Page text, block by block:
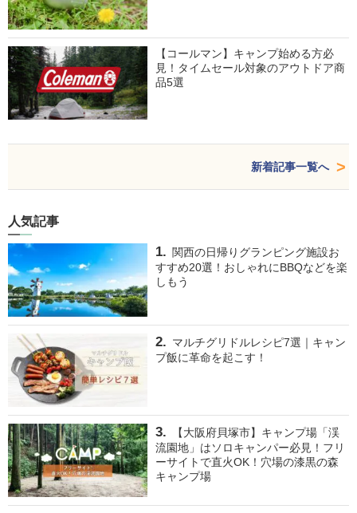
【コールマン】キャンプ始める方必
見！タイムセール対象のアウトドア商
品5選
新着記事一覧へ
人気記事
関西の日帰りグランピング施設お
すすめ20選！おしゃれにBBQなどを楽
しもう
マルチグリドルレシピ7選｜キャン
プ飯に革命を起こす！
【大阪府貝塚市】キャンプ場「渓
流園地」はソロキャンパー必見！フリ
ーサイトで直火OK！穴場の漆黒の森
キャンプ場